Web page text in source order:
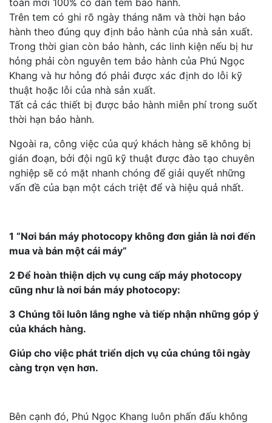
toàn mới 100% có dán tem bảo hành.
Trên tem có ghi rõ ngày tháng năm và thời hạn bảo
hành theo đúng quy định bảo hành của nhà sản xuất.
Trong thời gian còn bảo hành, các linh kiện nếu bị hư
hỏng phải còn nguyên tem bảo hành của Phú Ngọc
Khang và hư hỏng đó phải được xác định do lỗi kỹ
thuật hoặc lỗi của nhà sản xuất.
Tất cả các thiết bị được bảo hành miễn phí trong suốt
thời hạn bảo hành.
Ngoài ra, công việc của quý khách hàng sẽ không bị
gián đoạn, bởi đội ngũ kỹ thuật được đào tạo chuyên
nghiệp sẽ có mặt nhanh chóng để giải quyết những
vấn đề của bạn một cách triệt để và hiệu quả nhất.
1 “Nơi bán máy photocopy không đơn giản là nơi đến
mua và bán một cái máy”
2 Để hoàn thiện dịch vụ cung cấp máy photocopy
cũng như là nơi bán máy photocopy:
3 Chúng tôi luôn lắng nghe và tiếp nhận những góp ý
của khách hàng.
Giúp cho việc phát triển dịch vụ của chúng tôi ngày
càng trọn vẹn hơn.
Bên cạnh đó, Phú Ngọc Khang luôn phấn đấu không